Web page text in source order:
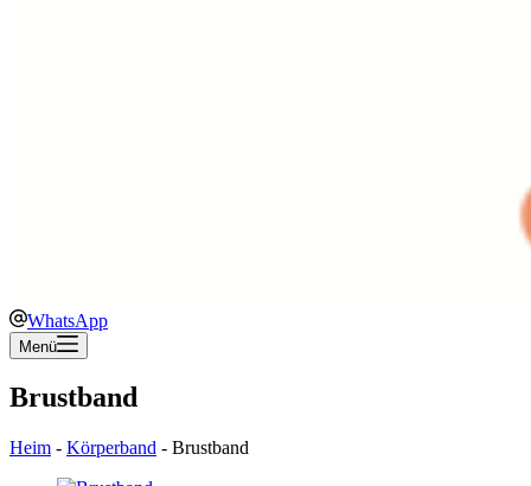
WhatsApp
Menü
Brustband
Heim - Körperband - Brustband